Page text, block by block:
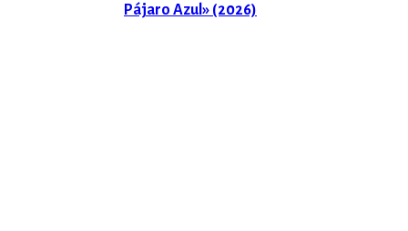
Pájaro Azul» (2026)